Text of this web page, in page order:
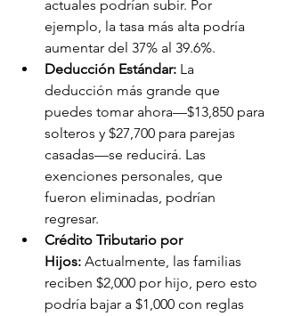
actuales podrían subir. Por
ejemplo, la tasa más alta podría
aumentar del 37% al 39.6%.
Deducción Estándar: La
deducción más grande que
puedes tomar ahora—$13,850 para
solteros y $27,700 para parejas
casadas—se reducirá. Las
exenciones personales, que
fueron eliminadas, podrían
regresar.
Crédito Tributario por
Hijos: Actualmente, las familias
reciben $2,000 por hijo, pero esto
podría bajar a $1,000 con reglas